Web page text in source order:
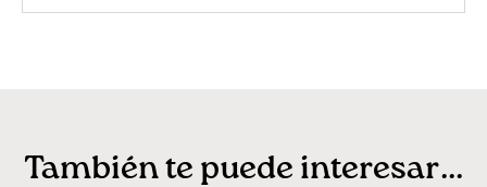
También te puede interesar...